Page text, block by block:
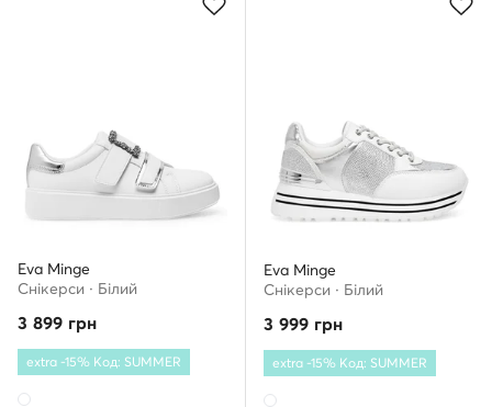
Eva Minge
Снікерcи · Білий
3 899 грн
extra -15% Код: SUMMER
Eva Minge
Снікерcи · Білий
3 999 грн
extra -15% Код: SUMMER